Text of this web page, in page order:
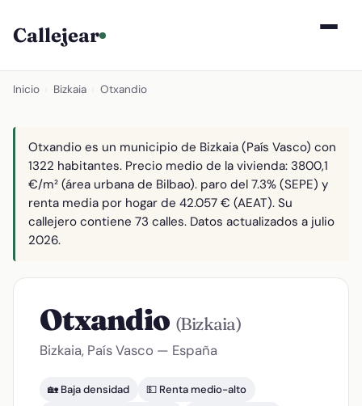
Callejear
Inicio Bizkaia Otxandio
Otxandio es un municipio de Bizkaia (País Vasco) con
1322 habitantes. Precio medio de la vivienda: 3800,1
€/m² (área urbana de Bilbao). paro del 7.3% (SEPE) y
renta media por hogar de 42.057 € (AEAT). Su
callejero contiene 73 calles. Datos actualizados a julio
2026.
Otxandio (Bizkaia)
Bizkaia, País Vasco — España
🏡 Baja densidad
💵 Renta medio-alto